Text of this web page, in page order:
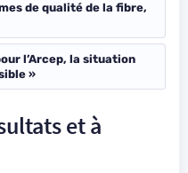
de qualité de la fibre,
l’Arcep, la situation
»
et à